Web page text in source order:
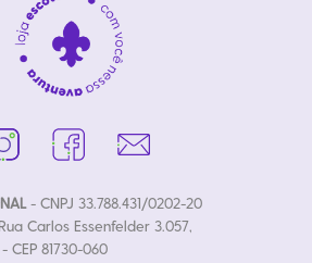
- CNPJ 33.788.431/0202-20
Carlos Essenfelder 3.057,
CEP 81730-060